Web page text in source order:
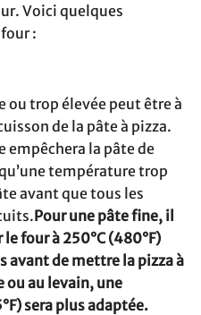
Voici quelques
:
ou trop élevée peut être à
de la pâte à pizza.
empêchera la pâte de
température trop
avant que tous les
Pour une pâte fine, il
four à 250°C (480°F)
avant de mettre la pizza à
ou au levain, une
sera plus adaptée.